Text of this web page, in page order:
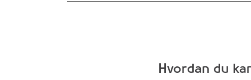
Hvordan du